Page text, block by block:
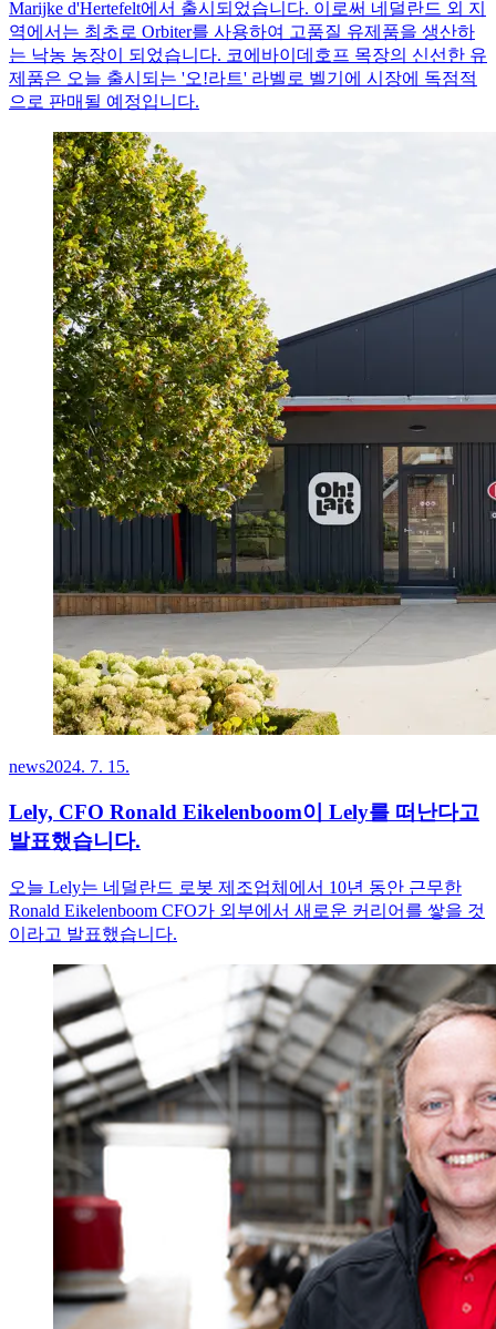
Marijke d'Hertefelt에서 출시되었습니다. 이로써 네덜란드 외 지
역에서는 최초로 Orbiter를 사용하여 고품질 유제품을 생산하
는 낙농 농장이 되었습니다. 코에바이데호프 목장의 신선한 유
제품은 오늘 출시되는 '오!라트' 라벨로 벨기에 시장에 독점적
으로 판매될 예정입니다.
news2024. 7. 15.
Lely, CFO Ronald Eikelenboom이 Lely를 떠난다고
발표했습니다.
오늘 Lely는 네덜란드 로봇 제조업체에서 10년 동안 근무한
Ronald Eikelenboom CFO가 외부에서 새로운 커리어를 쌓을 것
이라고 발표했습니다.